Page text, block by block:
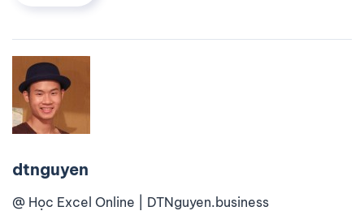
dtnguyen
@ Học Excel Online | DTNguyen.business